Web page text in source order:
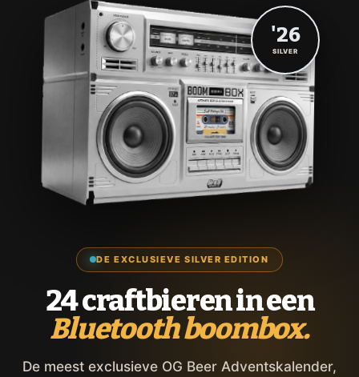
DE EXCLUSIEVE SILVER EDITION
24 craftbieren in een
Bluetooth boombox.
De meest exclusieve OG Beer Adventskalender,
'26
SILVER